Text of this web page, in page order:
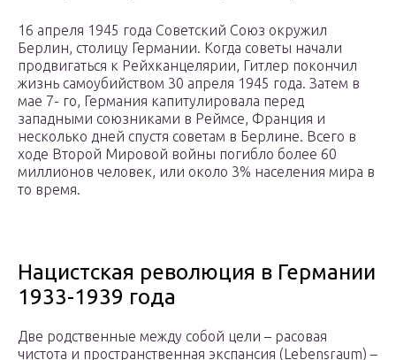
16 апреля 1945 года Советский Союз окружил
Берлин, столицу Германии. Когда советы начали
продвигаться к Рейхканцелярии, Гитлер покончил
жизнь самоубийством 30 апреля 1945 года. Затем в
мае 7- го, Германия капитулировала перед
западными союзниками в Реймсе, Франция и
несколько дней спустя советам в Берлине. Всего в
ходе Второй Мировой войны погибло более 60
миллионов человек, или около 3% населения мира в
то время.
Нацистская революция в Германии
1933-1939 года
Две родственные между собой цели – расовая
чистота и пространственная экспансия (Lebensraum) –